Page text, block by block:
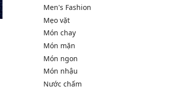
Men's Fashion
Mẹo vặt
Món chay
Món mặn
Món ngon
Món nhậu
Nước chấm